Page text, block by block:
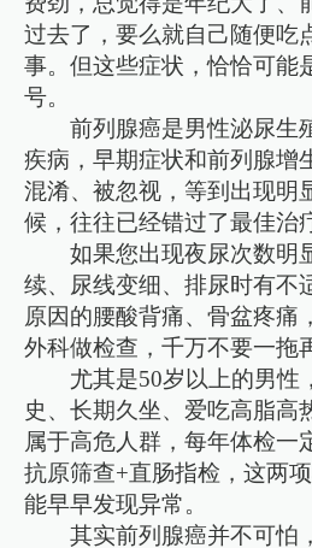
过去了，要么就自己随便吃
事。但这些症状，恰恰可能
号。
前列腺癌是男性泌尿生
疾病，早期症状和前列腺增
混淆、被忽视，等到出现明
候，往往已经错过了最佳治
如果您出现夜尿次数明
续、尿线变细、排尿时有不
原因的腰酸背痛、骨盆疼痛
外科做检查，千万不要一拖
尤其是50岁以上的男性
史、长期久坐、爱吃高脂高
属于高危人群，每年体检一
抗原筛查+直肠指检，这两
能早早发现异常。
其实前列腺癌并不可怕